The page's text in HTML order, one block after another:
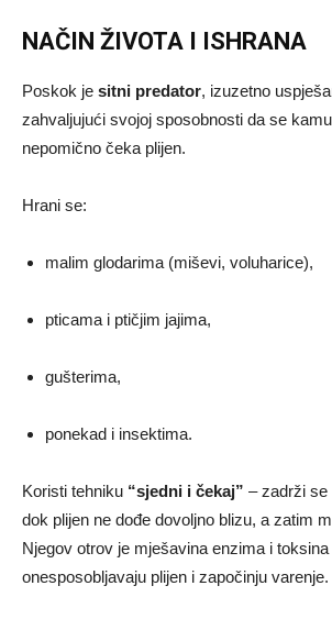
NAČIN ŽIVOTA I ISHRANA
Poskok je sitni predator, izuzetno
zahvaljujući svojoj sposobnosti da se
nepomično čeka plijen.
Hrani se:
malim glodarima (miševi, voluharice),
pticama i ptičjim jajima,
gušterima,
ponekad i insektima.
Koristi tehniku “sjedni i čekaj” – zadrži se
dok plijen ne dođe dovoljno blizu, a zatim
Njegov otrov je mješavina enzima i
onesposobljavaju plijen i započinju varenje.